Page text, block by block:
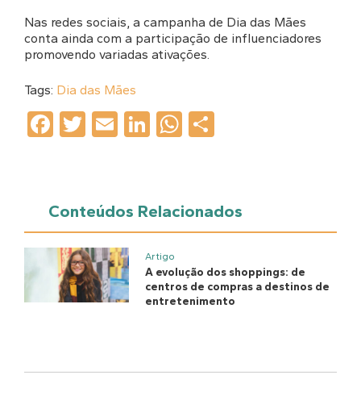
Nas redes sociais, a campanha de Dia das Mães
conta ainda com a participação de influenciadores
promovendo variadas ativações.
Tags: Dia das Mães
Facebook
Twitter
EmailLinkedIn
WhatsApp
Conteúdos Relacionados
Artigo
A evolução dos shoppings: de
centros de compras a destinos de
entretenimento